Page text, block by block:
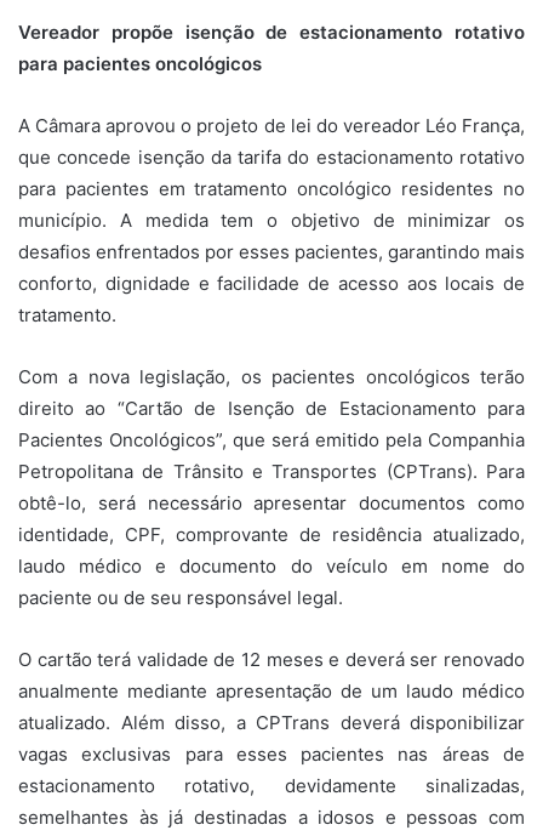
Vereador propõe isenção de estacionamento rotativo
para pacientes oncológicos
A Câmara aprovou o projeto de lei do vereador Léo França,
que concede isenção da tarifa do estacionamento rotativo
para pacientes em tratamento oncológico residentes no
município. A medida tem o objetivo de minimizar os
desafios enfrentados por esses pacientes, garantindo mais
conforto, dignidade e facilidade de acesso aos locais de
tratamento.
Com a nova legislação, os pacientes oncológicos terão
direito ao “Cartão de Isenção de Estacionamento para
Pacientes Oncológicos”, que será emitido pela Companhia
Petropolitana de Trânsito e Transportes (CPTrans). Para
obtê-lo, será necessário apresentar documentos como
identidade, CPF, comprovante de residência atualizado,
laudo médico e documento do veículo em nome do
paciente ou de seu responsável legal.
O cartão terá validade de 12 meses e deverá ser renovado
anualmente mediante apresentação de um laudo médico
atualizado. Além disso, a CPTrans deverá disponibilizar
vagas exclusivas para esses pacientes nas áreas de
estacionamento rotativo, devidamente sinalizadas,
semelhantes às já destinadas a idosos e pessoas com